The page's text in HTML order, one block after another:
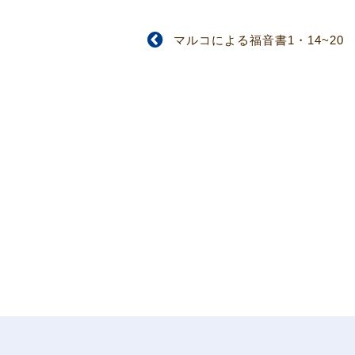
マルコによる福音書1・14~20